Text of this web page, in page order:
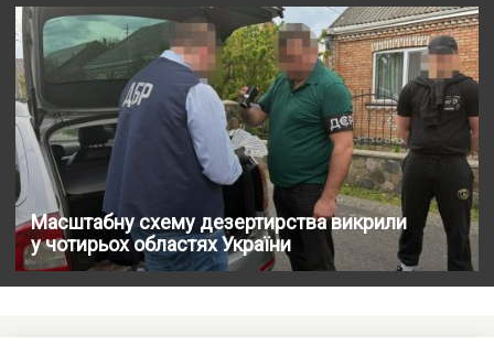
Масштабну схему дезертирства викрили
у чотирьох областях України